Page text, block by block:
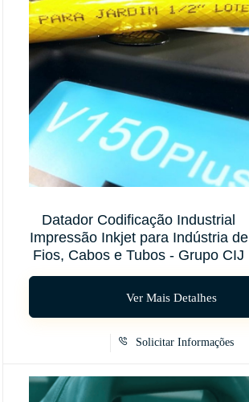
Datador Codificação Industrial
Impressão Inkjet para Indústria de
Fios, Cabos e Tubos - Grupo CIJ
Ver Mais Detalhes
Solicitar Informações